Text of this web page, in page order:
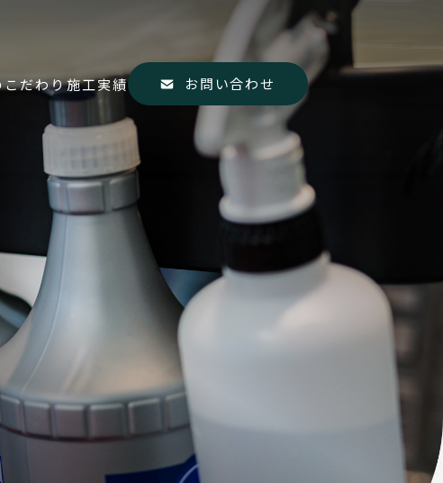
こだわり施工実績 お問い合わせ